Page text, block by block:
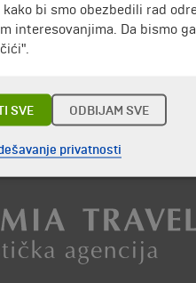
kao gradski
Ludvigu Viktoru,
pijaca pećara nekada su
za ples na
i odmori do Austrija »
bi smo obezbedili rad
interesovanjima. Da bismo
SVE ODBIJAM SVE
privatnosti